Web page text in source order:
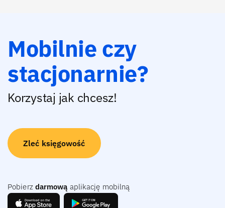
Mobilnie czy
stacjonarnie?
Korzystaj jak chcesz!
Zleć księgowość
Pobierz darmową aplikację mobilną